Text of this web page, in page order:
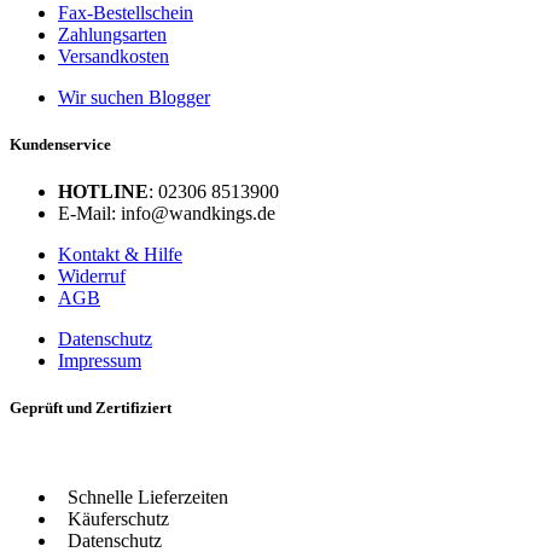
Fax-Bestellschein
Zahlungsarten
Versandkosten
Wir suchen Blogger
Kundenservice
HOTLINE: 02306 8513900
E-Mail: info@wandkings.de
Kontakt & Hilfe
Widerruf
AGB
Datenschutz
Impressum
Geprüft und Zertifiziert
Schnelle Lieferzeiten
Käuferschutz
Datenschutz